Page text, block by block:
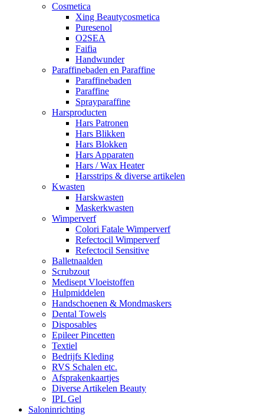
Cosmetica
Xing Beautycosmetica
Puresenol
O2SEA
Faifia
Handwunder
Paraffinebaden en Paraffine
Paraffinebaden
Paraffine
Sprayparaffine
Harsproducten
Hars Patronen
Hars Blikken
Hars Blokken
Hars Apparaten
Hars / Wax Heater
Harsstrips & diverse artikelen
Kwasten
Harskwasten
Maskerkwasten
Wimperverf
Colori Fatale Wimperverf
Refectocil Wimperverf
Refectocil Sensitive
Balletnaalden
Scrubzout
Medisept Vloeistoffen
Hulpmiddelen
Handschoenen & Mondmaskers
Dental Towels
Disposables
Epileer Pincetten
Textiel
Bedrijfs Kleding
RVS Schalen etc.
Afsprakenkaartjes
Diverse Artikelen Beauty
IPL Gel
Saloninrichting